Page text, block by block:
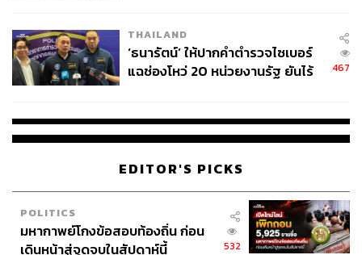
ค่าใช้จ่ายในการจัดการหนี้เพิ่มขึ้นด้วย โดย ณ วันที่ 30
มิถุนายน 2563 นี้ ธนาคารที่มีหนี้เสียมากที่สุด 5 อันดับแรก
คือ
จากสิ้นปี 2562
2. ธนาคารกรุงเทพ อยู่ที่ 108,604 ล้านบาท เพิ่มขึ้น 37.21%
4. ธนาคารไทยพาณิชย์ อยู่ที่ 79,596 ล้านบาท ลดลง 6.59%
จากสิ้นปี 2562
THAILAND
‘ธนารัตน์’ ให้ปากคำตำรวจไซเบอร์
แฉช่องโหว่ 20 หน่วยงานรัฐ ยันไร้
467
EDITOR'S PICKS
POLITICS
มหากาพย์โกงข้อสอบท้องถิ่น ก่อน
เดินหน้าสู่จุดจบในสัปดาห์นี้
532